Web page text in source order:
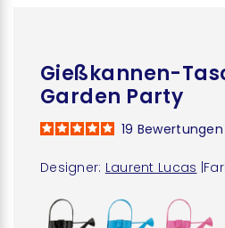
Gießkannen-
Garden Party
Designer: Laurent Lucas
19 Bewertungen